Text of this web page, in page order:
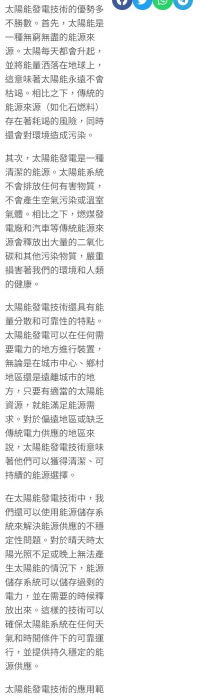
太陽能發電技術的優勢多
不勝數。首先，太陽能是
一種無窮無盡的能源來
源。太陽每天都會升起，
並將能量洒落在地球上，
這意味著太陽能永遠不會
枯竭。相比之下，傳統的
能源來源（如化石燃料）
存在著耗竭的風險，同時
還會對環境造成污染。
其次，太陽能發電是一種
清潔的能源。太陽能系統
不會排放任何有害物質，
不會產生空氣污染或溫室
氣體。相比之下，燃煤發
電廠和汽車等傳統能源來
源會釋放出大量的二氧化
碳和其他污染物質，嚴重
損害著我們的環境和人類
的健康。
太陽能發電技術還具有能
量分散和可靠性的特點。
太陽能發電可以在任何需
要電力的地方進行裝置，
無論是在城市中心、鄉村
地區還是遠離城市的地
方，只要有適當的太陽能
資源，就能滿足能源需
求。對於偏遠地區或缺乏
傳統電力供應的地區來
說，太陽能發電技術意味
著他們可以獲得清潔、可
持續的能源選擇。
在太陽能發電技術中，我
們還可以使用能源儲存系
統來解決能源供應的不穩
定性問題。對於晴天時太
陽光照不足或晚上無法產
生太陽能的情況下，能源
儲存系統可以儲存過剩的
電力，並在需要的時候釋
放出來。這樣的技術可以
確保太陽能系統在任何天
氣和時間條件下的可靠運
行，並提供持久穩定的能
源供應。
太陽能發電技術的應用範